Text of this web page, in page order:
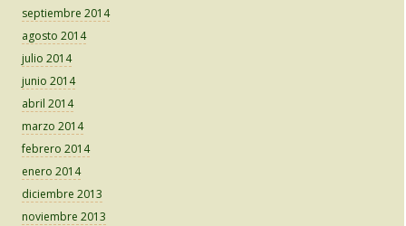
septiembre 2014
agosto 2014
julio 2014
junio 2014
abril 2014
marzo 2014
febrero 2014
enero 2014
diciembre 2013
noviembre 2013